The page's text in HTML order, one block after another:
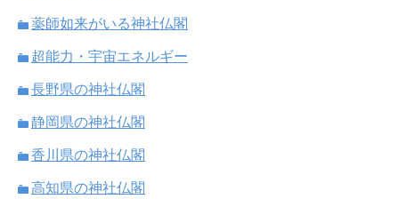
薬師如来がいる神社仏閣
超能力・宇宙エネルギー
長野県の神社仏閣
静岡県の神社仏閣
香川県の神社仏閣
高知県の神社仏閣